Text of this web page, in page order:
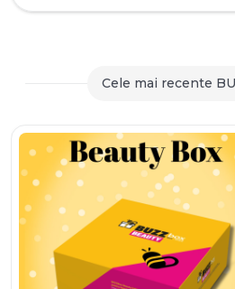
a
290,00 lei.
curent
79,90 lei.
Cele mai recente